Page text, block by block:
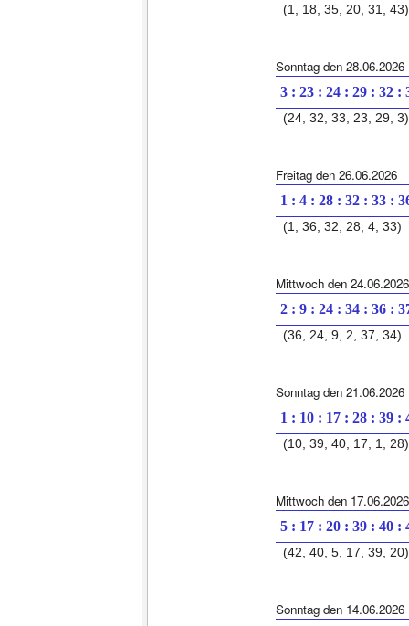
(1, 18, 35, 20, 31, 43)
Sonntag den 28.06.2026
3 : 23 : 24 : 29 : 32 :
(24, 32, 33, 23, 29, 3)
Freitag den 26.06.2026
1 : 4 : 28 : 32 : 33 :
(1, 36, 32, 28, 4, 33)
Mittwoch den 24.06.2026
2 : 9 : 24 : 34 : 36 :
(36, 24, 9, 2, 37, 34)
Sonntag den 21.06.2026
1 : 10 : 17 : 28 : 39 :
(10, 39, 40, 17, 1, 28)
Mittwoch den 17.06.2026
5 : 17 : 20 : 39 : 40 :
(42, 40, 5, 17, 39, 20)
Sonntag den 14.06.2026